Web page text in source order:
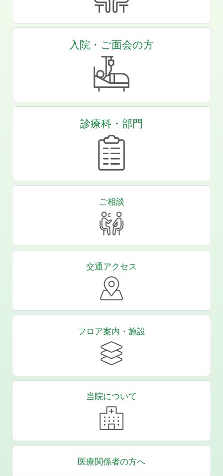
入院・ご面会の方
診療科・部門
ご相談
交通アクセス
フロア案内・施設
当院について
医療関係者の方へ